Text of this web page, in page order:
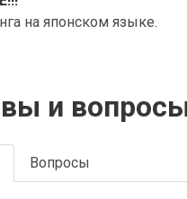
на японском языке.
и
Вопросы